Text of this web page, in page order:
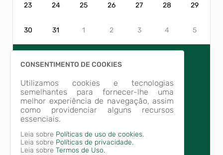
evento de 11 a 20 de setembro
Obras e Trânsito
Prefeitura entrega
obras do Plano de
Recuperação e
Caravage...
Duas estruturas foram entregues
03/08/2026 10h44
Saúde
Campanha de
caderneta de crianças
e adolescen...
03/08/2026 08h35
23 24 25 26 27 28 29
30 31 1 2 3 4 5
7
CONSENTIMENTO DE COOKIES
Utilizamos cookies e tecnologias
semelhantes para fornecer-lhe uma
melhor experiência de navegação, assim
como providenciar alguns recursos
essenciais.
Leia sobre Políticas de uso de cookies.
Leia sobre Políticas de privacidade.
Leia sobre Termos de Uso.